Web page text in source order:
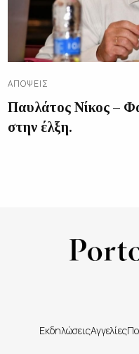
ΑΠΌΨΕΙΣ
Παυλάτος Νίκος –
στην έλξη.
ΕκδηλώσειςΑγγελίες